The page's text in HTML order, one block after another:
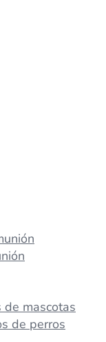
de mascotas
de perros